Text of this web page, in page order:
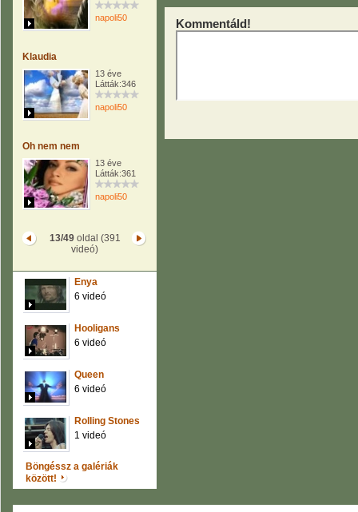
napoli50
Klaudia
13 éve
Látták:346
napoli50
Oh nem nem
13 éve
Látták:361
napoli50
13/49oldal (391
videó)
Enya
6 videó
Hooligans
6 videó
Queen
6 videó
Rolling Stones
1 videó
Böngéssz a galériák
között!
Kommentáld!